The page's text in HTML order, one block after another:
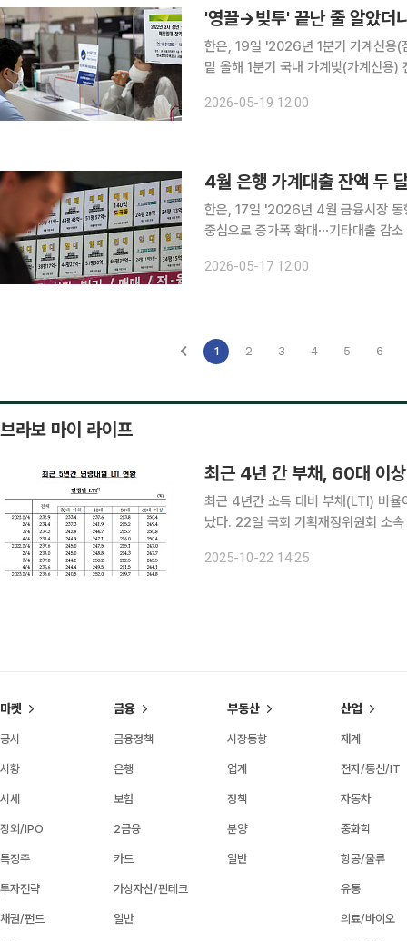
'영끌→빚투' 끝난 줄 알았더
한은, 19일 '2026년 1분기 가계신용(
밑 올해 1분기 국내 가계빚(가계신용) 잔액이 2000조원에 육박하며 역대 최대 기록을 경신했다. 금
대출을 중심으로 대출 규모가 커진 데
2026-05-19 12:00
4월 은행 가계대출 잔액 두
한은, 17일 '2026년 4월 금융시장
중심으로 증가폭 확대⋯기타대출 감소 은행권 가계대출 규모가 두 달 연속 증가했다. 한동안 주춤했
2026-05-17 12:00
1 2 3 4 5 6
브라보 마이 라이프
최근 4년 간 부채, 60대 이
최근 4년간 소득 대비 부채(LTI) 비
났다. 22일 국회 기획재정위원회 소속 차규근 조국혁신당 의원이 한국은행으로부터 받은 자료에 따
하락했다. 50대도 213.8%에서
2025-10-22 14:25
마켓
공시
시황
시세
장외/IPO
특징주
투자전략
채권/펀드
금융
금융정책
은행
보험
2금융
카드
가상자산/핀테크
일반
부동산
시장동향
업계
정책
분양
일반
산업
재계
전자/통신/IT
자동차
중화학
항공/물류
유통
의료/바이오